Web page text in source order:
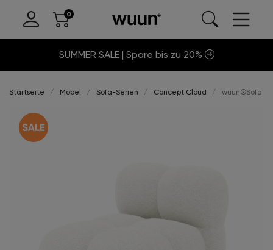
SUMMER SALE | Spare bis zu 20%
Startseite Möbel Sofa-Serien Concept Cloud wuun®Sofa